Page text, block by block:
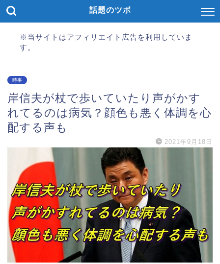
話題のツボ
※当サイトはアフィリエイト広告を利用していま
す。
時事
岸信夫が杖で歩いていたり声がかす
れてるのは病気？顔色も悪く体調を心
配する声も
2021年9月18日